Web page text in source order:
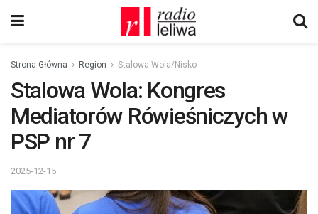
Strona Główna Region Stalowa Wola/Nisko
Stalowa Wola: Kongres
Mediatorów Rówieśniczych w
PSP nr 7
2025-12-15